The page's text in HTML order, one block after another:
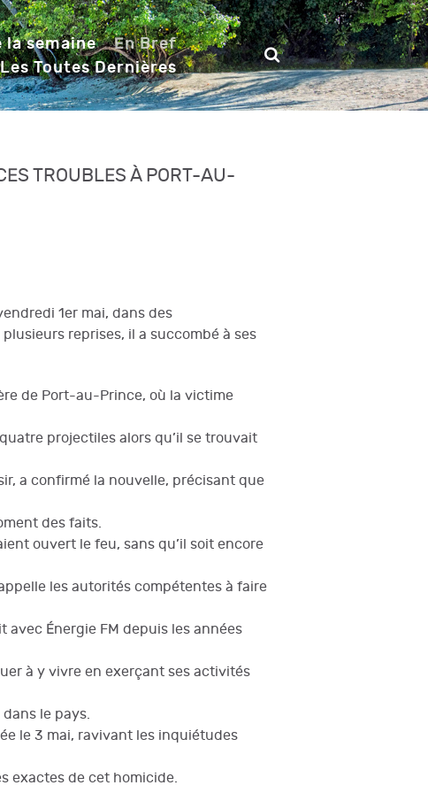
semaine
En Bref
Les Toutes Dernières
TROUBLES À PORT-AU-
1er mai, dans des
reprises, il a succombé à ses
de Port-au-Prince, où la victime
projectiles alors qu’il se trouvait
a confirmé la nouvelle, précisant que
des faits.
ouvert le feu, sans qu’il soit encore
les autorités compétentes à faire
Énergie FM depuis les années
à y vivre en exerçant ses activités
le pays.
le 3 mai, ravivant les inquiétudes
exactes de cet homicide.